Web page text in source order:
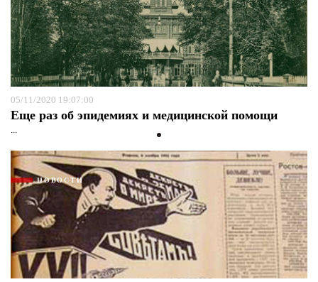
05/11/2020 19:07:00
Еще раз об эпидемиях и медицинской помощи
...
НОВОСТИ